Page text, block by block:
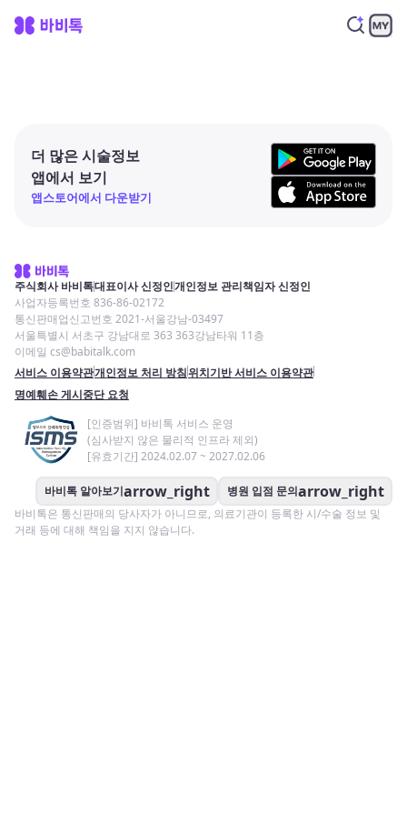
더 많은 시술정보
앱에서 보기
앱스토어에서 다운받기
주식회사 바비톡대표이사 신정인개인정보 관리책임자 신정인
사업자등록번호 836-86-02172
통신판매업신고번호 2021-서울강남-03497
서울특별시 서초구 강남대로 363 363강남타워 11층
이메일 cs@babitalk.com
서비스 이용약관개인정보 처리 방침위치기반 서비스 이용약관
명예훼손 게시중단 요청
[인증범위] 바비톡 서비스 운영
(심사받지 않은 물리적 인프라 제외)
[유효기간] 2024.02.07 ~ 2027.02.06
바비톡 알아보기arrow_right 병원 입점 문의arrow_right
바비톡은 통신판매의 당사자가 아니므로, 의료기관이 등록한 시/수술 정보 및
거래 등에 대해 책임을 지지 않습니다.